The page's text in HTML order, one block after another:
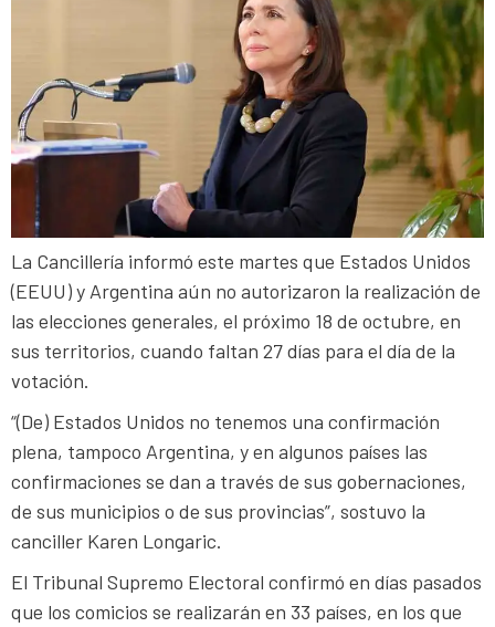
La Cancillería informó este martes que Estados Unidos
(EEUU) y Argentina aún no autorizaron la realización de
las elecciones generales, el próximo 18 de octubre, en
sus territorios, cuando faltan 27 días para el día de la
votación.
“(De) Estados Unidos no tenemos una confirmación
plena, tampoco Argentina, y en algunos países las
confirmaciones se dan a través de sus gobernaciones,
de sus municipios o de sus provincias”, sostuvo la
canciller Karen Longaric.
El Tribunal Supremo Electoral confirmó en días pasados
que los comicios se realizarán en 33 países, en los que